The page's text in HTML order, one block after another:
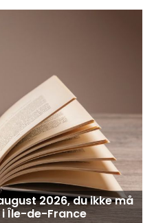
2026, du ikke må
Île-de-France